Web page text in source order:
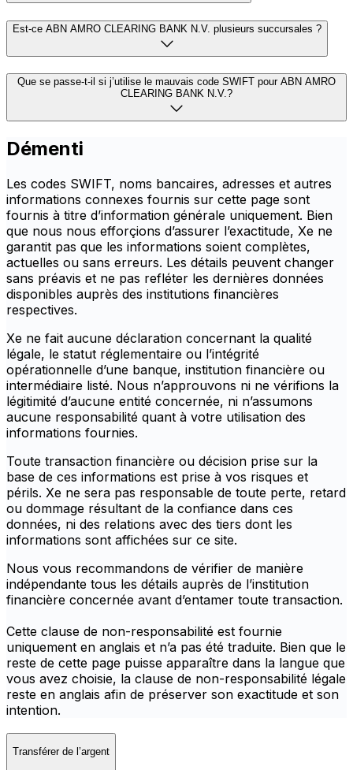
Est-ce ABN AMRO CLEARING BANK N.V. plusieurs succursales ?
Que se passe-t-il si j’utilise le mauvais code SWIFT pour ABN AMRO
CLEARING BANK N.V.?
Démenti
Les codes SWIFT, noms bancaires, adresses et autres
informations connexes fournis sur cette page sont
fournis à titre d’information générale uniquement. Bien
que nous nous efforçions d’assurer l’exactitude, Xe ne
garantit pas que les informations soient complètes,
actuelles ou sans erreurs. Les détails peuvent changer
sans préavis et ne pas refléter les dernières données
disponibles auprès des institutions financières
respectives.
Xe ne fait aucune déclaration concernant la qualité
légale, le statut réglementaire ou l’intégrité
opérationnelle d’une banque, institution financière ou
intermédiaire listé. Nous n’approuvons ni ne vérifions la
légitimité d’aucune entité concernée, ni n’assumons
aucune responsabilité quant à votre utilisation des
informations fournies.
Toute transaction financière ou décision prise sur la
base de ces informations est prise à vos risques et
périls. Xe ne sera pas responsable de toute perte, retard
ou dommage résultant de la confiance dans ces
données, ni des relations avec des tiers dont les
informations sont affichées sur ce site.
Nous vous recommandons de vérifier de manière
indépendante tous les détails auprès de l’institution
financière concernée avant d’entamer toute transaction.
Cette clause de non-responsabilité est fournie
uniquement en anglais et n’a pas été traduite. Bien que le
reste de cette page puisse apparaître dans la langue que
vous avez choisie, la clause de non-responsabilité légale
reste en anglais afin de préserver son exactitude et son
intention.
Transférer de l’argent